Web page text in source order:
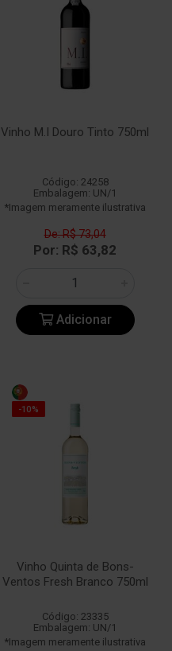
Vinho M.I Douro Tinto 750ml
Código: 24258
Embalagem: UN/1
*Imagem meramente ilustrativa
De: R$ 73,04
Por: R$ 63,82
Adicionar
-10%
Vinho Quinta de Bons-
Ventos Fresh Branco 750ml
Código: 23335
Embalagem: UN/1
*Imagem meramente ilustrativa